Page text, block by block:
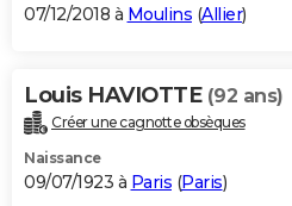
07/12/2018 à Moulins (Allier)
Louis HAVIOTTE (92 ans)
Créer une cagnotte obsèques
Naissance
09/07/1923 à Paris (Paris)